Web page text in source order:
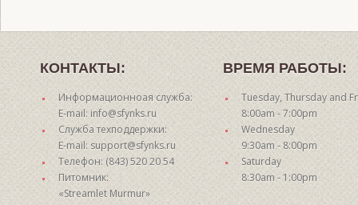
КОНТАКТЫ:
Информационноая служба:
E-mail: info@sfynks.ru
Служба техподдержки:
E-mail: support@sfynks.ru
Телефон: (843) 520 20 54
Питомник:
«Streamlet Murmur»
ВРЕМЯ РАБОТЫ:
Tuesday, Thursday and
8:00am - 7:00pm
Wednesday
9:30am - 8:00pm
Saturday
8:30am - 1:00pm